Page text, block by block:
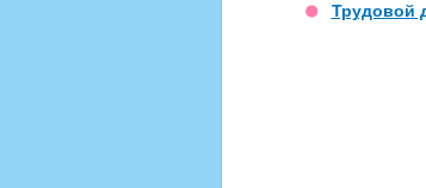
Трудовой